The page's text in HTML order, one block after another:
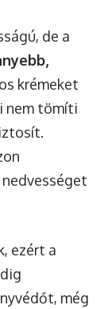
de a
krémeket
nem tömíti
ezért a
még